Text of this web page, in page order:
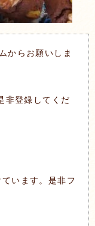
からお願いしま
非登録してくだ
います。是非フ